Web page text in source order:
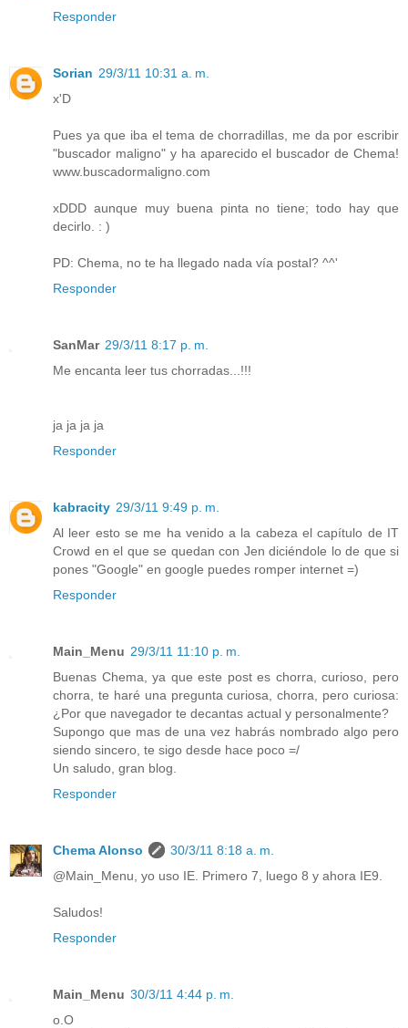
Responder
Sorian 29/3/11 10:31 a. m.
x'D
Pues ya que iba el tema de chorradillas, me da por escribir
"buscador maligno" y ha aparecido el buscador de Chema!
www.buscadormaligno.com
xDDD aunque muy buena pinta no tiene; todo hay que
decirlo. : )
PD: Chema, no te ha llegado nada vía postal? ^^'
Responder
SanMar 29/3/11 8:17 p. m.
Me encanta leer tus chorradas...!!!
ja ja ja ja
Responder
kabracity 29/3/11 9:49 p. m.
Al leer esto se me ha venido a la cabeza el capítulo de IT
Crowd en el que se quedan con Jen diciéndole lo de que si
pones "Google" en google puedes romper internet =)
Responder
Main_Menu 29/3/11 11:10 p. m.
Buenas Chema, ya que este post es chorra, curioso, pero
chorra, te haré una pregunta curiosa, chorra, pero curiosa:
¿Por que navegador te decantas actual y personalmente?
Supongo que mas de una vez habrás nombrado algo pero
siendo sincero, te sigo desde hace poco =/
Un saludo, gran blog.
Responder
Chema Alonso
30/3/11 8:18 a. m.
@Main_Menu, yo uso IE. Primero 7, luego 8 y ahora IE9.
Saludos!
Responder
Main_Menu 30/3/11 4:44 p. m.
o.O